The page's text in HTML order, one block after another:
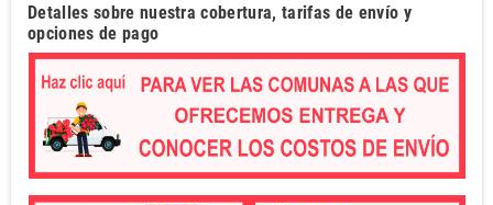
Detalles sobre nuestra cobertura, tarifas de envío y
opciones de pago